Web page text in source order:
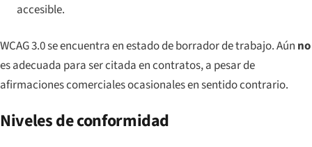
accesible.
WCAG 3.0 se encuentra en estado de borrador de trabajo. Aún no
es adecuada para ser citada en contratos, a pesar de
afirmaciones comerciales ocasionales en sentido contrario.
Niveles de conformidad